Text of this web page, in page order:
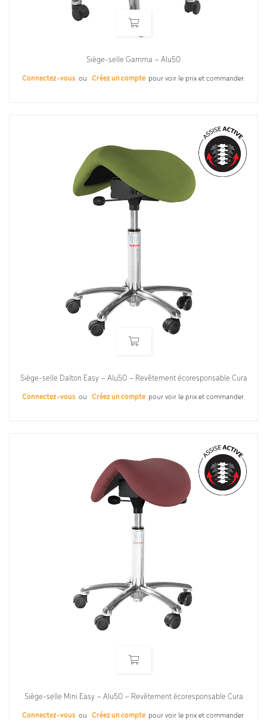
Siège-selle Gamma – Alu50
Connectez-vous ou Créez un compte pour voir le prix et commander.
Siège-selle Dalton Easy – Alu50 – Revêtement écoresponsable Cura
Connectez-vous ou Créez un compte pour voir le prix et commander.
Siège-selle Mini Easy – Alu50 – Revêtement écoresponsable Cura
Connectez-vous ou Créez un compte pour voir le prix et commander.